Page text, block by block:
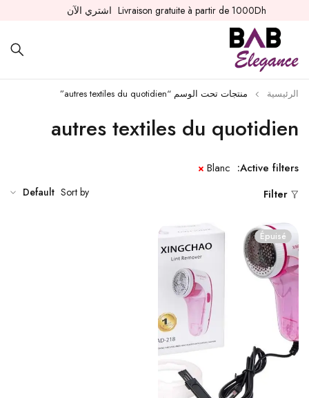
Livraison gratuite à partir de 1000Dh اشتري الآن
autres textiles du quotidien
الرئيسية منتجات تحت الوسم “autres textiles du quotidien”
Active filters:
Blanc
Filter
Sort by
Default
Épuisé